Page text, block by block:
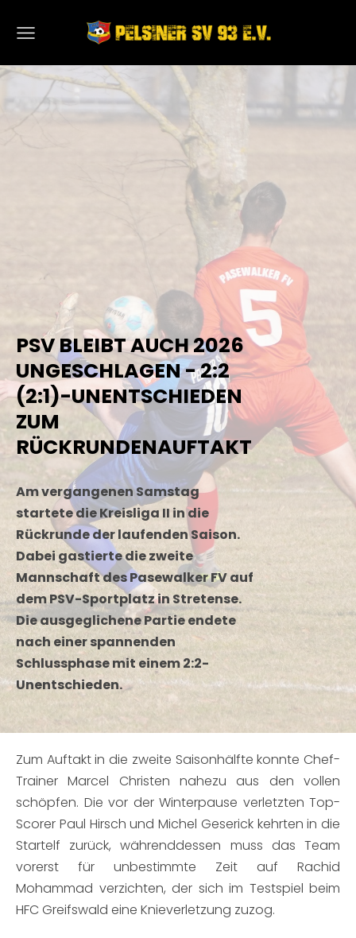
PSV BLEIBT AUCH 2026
UNGESCHLAGEN - 2:2
(2:1)-UNENTSCHIEDEN
ZUM
RÜCKRUNDENAUFTAKT
Am vergangenen Samstag
startete die Kreisliga II in die
Rückrunde der laufenden Saison.
Dabei gastierte die zweite
Mannschaft des Pasewalker FV auf
dem PSV-Sportplatz in Stretense.
Die ausgeglichene Partie endete
nach einer spannenden
Schlussphase mit einem 2:2-
Unentschieden.
Zum Auftakt in die zweite Saisonhälfte konnte Chef-
Trainer Marcel Christen nahezu aus den vollen
schöpfen. Die vor der Winterpause verletzten Top-
Scorer Paul Hirsch und Michel Geserick kehrten in die
Startelf zurück, währenddessen muss das Team
vorerst für unbestimmte Zeit auf Rachid
Mohammad verzichten, der sich im Testspiel beim
HFC Greifswald eine Knieverletzung zuzog.